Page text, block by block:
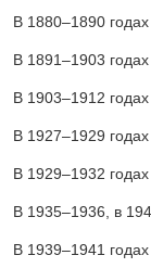
В 1880–1890
В 1891–1903
В 1903–1912
В 1927–1929
В 1929–1932
В 1935–1936, в
В 1939–1941